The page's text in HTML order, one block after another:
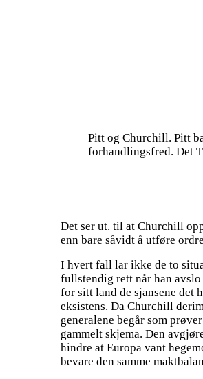
Pitt og Churchill. Pitt
forhandlingsfred. Det
Det ser ut. til at Churchill
enn bare såvidt å utføre
I hvert fall lar ikke de to
fullstendig rett når han
for sitt land de sjansene det
eksistens. Da Churchill
generalene begår som
gammelt skjema. Den
hindre at Europa vant
bevare den samme